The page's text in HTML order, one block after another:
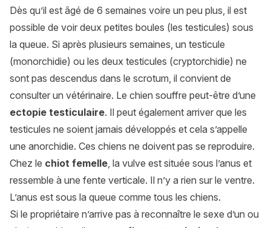
Dès qu’il est âgé de 6 semaines voire un peu plus, il est
possible de voir deux petites boules (les testicules) sous
la queue. Si après plusieurs semaines, un testicule
(monorchidie) ou les deux testicules (cryptorchidie) ne
sont pas descendus dans le scrotum, il convient de
consulter un vétérinaire. Le chien souffre peut-être d’une
ectopie testiculaire. Il peut également arriver que les
testicules ne soient jamais développés et cela s’appelle
une anorchidie. Ces chiens ne doivent pas se reproduire.
Chez le chiot femelle, la vulve est située sous l’anus et
ressemble à une fente verticale. Il n’y a rien sur le ventre.
L’anus est sous la queue comme tous les chiens.
Si le propriétaire n’arrive pas à reconnaître le sexe d’un ou